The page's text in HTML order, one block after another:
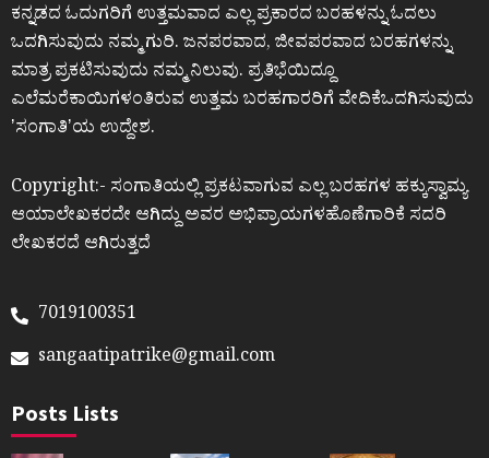
ಕನ್ನಡದ ಓದುಗರಿಗೆ ಉತ್ತಮವಾದ ಎಲ್ಲ ಪ್ರಕಾರದ ಬರಹಳನ್ನು ಓದಲು
ಒದಗಿಸುವುದು ನಮ್ಮ ಗುರಿ. ಜನಪರವಾದ, ಜೀವಪರವಾದ ಬರಹಗಳನ್ನು
ಮಾತ್ರ ಪ್ರಕಟಿಸುವುದು ನಮ್ಮ ನಿಲುವು. ಪ್ರತಿಭೆಯಿದ್ದೂ
ಎಲೆಮರೆಕಾಯಿಗಳಂತಿರುವ ಉತ್ತಮ ಬರಹಗಾರರಿಗೆ ವೇದಿಕೆಒದಗಿಸುವುದು
ʼಸಂಗಾತಿʼಯ ಉದ್ದೇಶ.
Copyright:- ಸಂಗಾತಿಯಲ್ಲಿ ಪ್ರಕಟವಾಗುವ ಎಲ್ಲ ಬರಹಗಳ ಹಕ್ಕುಸ್ವಾಮ್ಯ
ಆಯಾಲೇಖಕರದೇ ಆಗಿದ್ದು ಅವರ ಅಭಿಪ್ರಾಯಗಳಹೊಣೆಗಾರಿಕೆ ಸದರಿ
ಲೇಖಕರದೆ ಆಗಿರುತ್ತದೆ
7019100351
sangaatipatrike@gmail.com
Posts Lists